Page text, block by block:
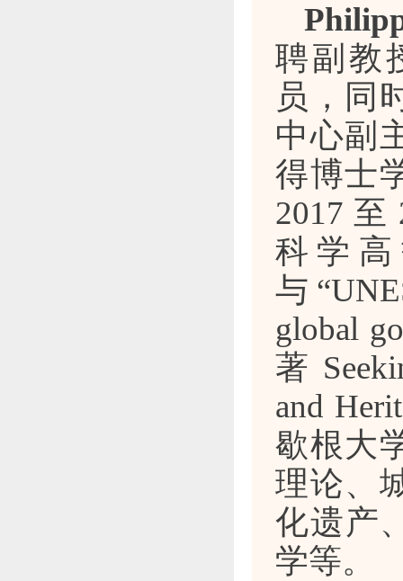
聘副教
员，同
中心副
得博士
2017
科学
与
global
著
and
歇根大
理论、
化遗产
学等。